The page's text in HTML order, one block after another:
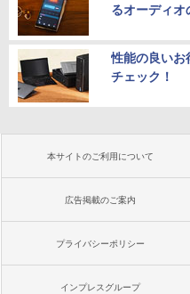
るオーディオ
性能の良いお
チェック！
本サイトのご利用について
広告掲載のご案内
プライバシーポリシー
インプレスグループ